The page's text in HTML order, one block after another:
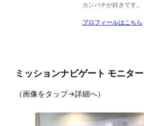
カンパチが好きです。
プロフィールはこちら
ミッションナビゲート モニター
（画像をタップ→詳細へ）